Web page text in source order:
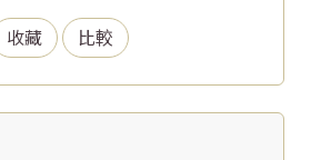
收藏 比較